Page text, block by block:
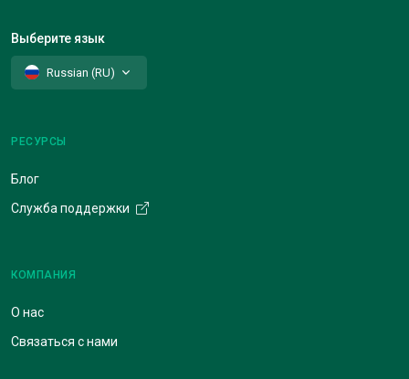
Выберите язык
Russian (RU)
РЕСУРСЫ
Блог
Служба поддержки
КОМПАНИЯ
О нас
Связаться с нами